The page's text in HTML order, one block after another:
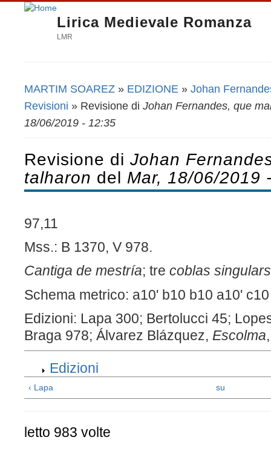
Lirica Medievale Romanza
LMR
Tu sei qui
MARTIM SOAREZ » EDIZIONE » Johan
Revisioni » Revisione di Johan Fernandes, que
18/06/2019 - 12:35
Revisione di Johan
talharon del Mar, 18/06/2019
97,11
Mss.: B 1370, V 978.
Cantiga de mestría; tre coblas singulars
Schema metrico: a10' b10 b10 a10'
Edizioni: Lapa 300; Bertolucci 45;
Braga 978; Álvarez Blázquez, Escolma
Edizioni
‹ Lapa su
letto 983 volte